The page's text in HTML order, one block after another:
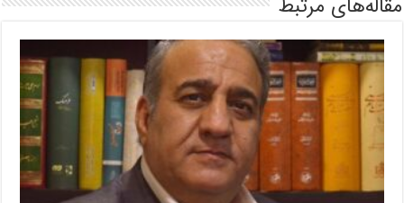
مقاله‌های مرتبط